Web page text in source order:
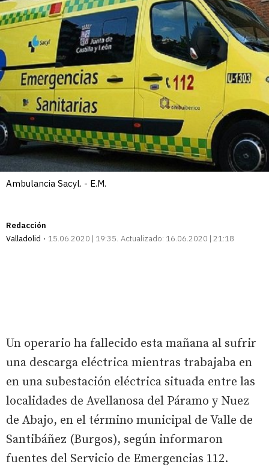
Ambulancia Sacyl. - E.M.
Redacción
Valladolid
15.06.2020 | 19:35 Actualizado: 16.06.2020 | 21:18
Un operario ha fallecido esta mañana al sufrir
una descarga eléctrica mientras trabajaba en
en una subestación eléctrica situada entre las
localidades de Avellanosa del Páramo y Nuez
de Abajo, en el término municipal de Valle de
Santibáñez (Burgos), según informaron
fuentes del Servicio de Emergencias 112.